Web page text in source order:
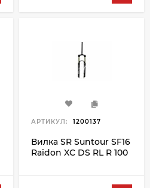
АРТИКУЛ: 1200137
Вилка SR Suntour SF16
Raidon XC DS RL R 100